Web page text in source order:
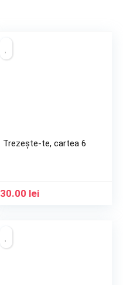
Trezește-te, cartea 6
30.00 lei